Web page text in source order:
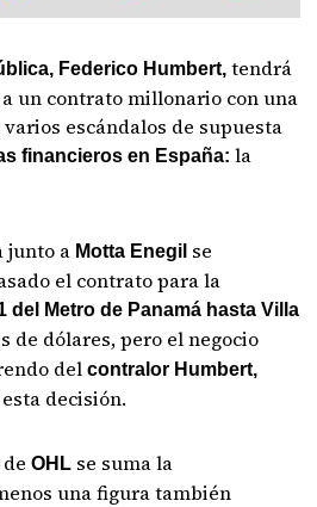
Federico Humbert, tendrá
un contrato millonario con una
escándalos de supuesta
financieros en España: la
junto a Motta Enegil se
el contrato para la
del Metro de Panamá hasta Villa
de dólares, pero el negocio
del contralor Humbert,
decisión.
deOHL se suma la
una figura también